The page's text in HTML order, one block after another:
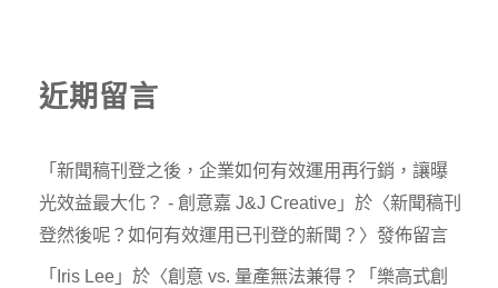
近期留言
「 新聞稿刊登之後，企業如何有效運用再行銷，讓曝
光效益最大化？ - 創意嘉 J&J Creative 」於〈新聞稿刊
登然後呢？如何有效運用已刊登的新聞？ 〉發佈留言
「 Iris Lee 」於〈創意 vs. 量產無法兼得？「樂高式創